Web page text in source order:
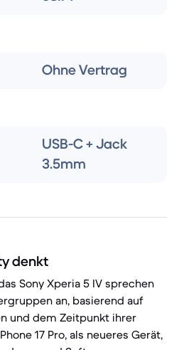
Ohne Vertrag
USB-C + Jack
3.5mm
denkt
Sony Xperia 5 IV sprechen
an, basierend auf
und dem Zeitpunkt ihrer
17 Pro, als neueres Gerät,